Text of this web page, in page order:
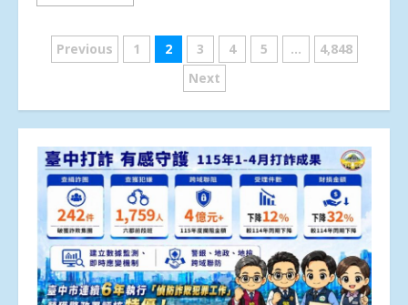
文
分
頁
Previous 1 2 3 4 5 ...
4,848
Next